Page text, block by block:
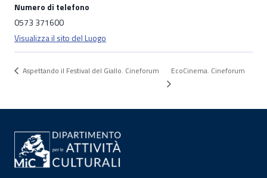
Numero di telefono
0573 371600
Visualizza il sito del Luogo
Aspettando il Festival del Giallo. Cineforum EcoCinema. Cineforum